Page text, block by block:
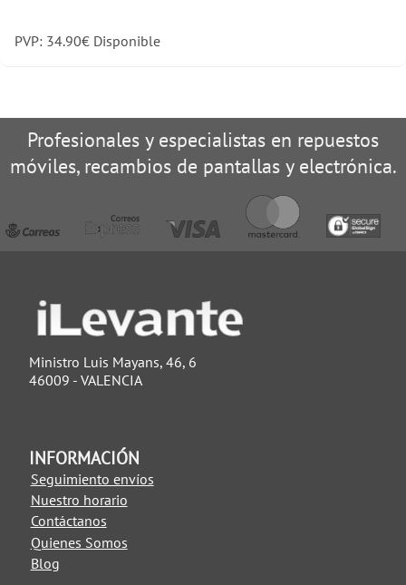
PVP: 34.90€ Disponible
Profesionales y especialistas en repuestos
móviles, recambios de pantallas y electrónica.
Ministro Luis Mayans, 46, 6
46009 - VALENCIA
INFORMACIÓN
Seguimiento envíos
Nuestro horario
Contáctanos
Quienes Somos
Blog